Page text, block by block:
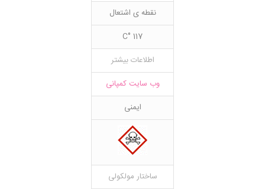
نقطه ی اشتعال
117 °C
اطلاعات بیشتر
وب سایت کمپانی
ایمنی
ساختار مولکولی